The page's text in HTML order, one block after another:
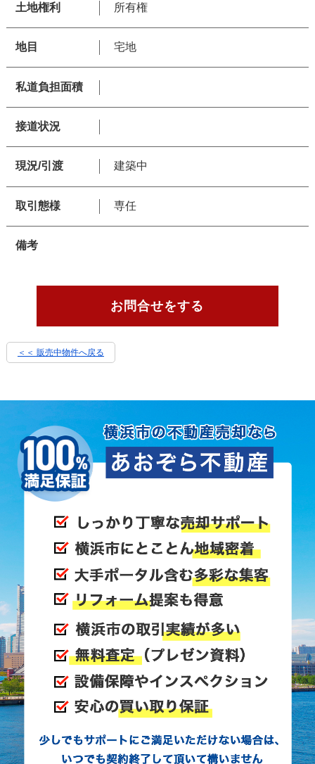
土地権利 所有権
地目 宅地
私道負担面積
接道状況
現況/引渡 建築中
取引態様 専任
備考
お問合せをする
＜＜ 販売中物件へ戻る